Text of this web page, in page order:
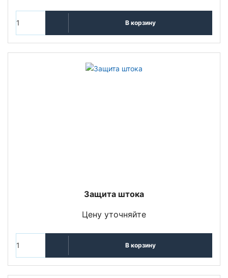
В корзину
Защита штока
Цену уточняйте
В корзину